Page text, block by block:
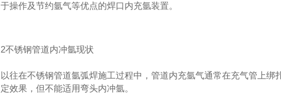
于操作及节约氩气等优点的焊口内充氩装置。
2不锈钢管道内冲氩现状
以往在不锈钢管道氩弧焊施工过程中，管道内充氩气通常在充气管上
定效果，但不能适用弯头内冲氩。